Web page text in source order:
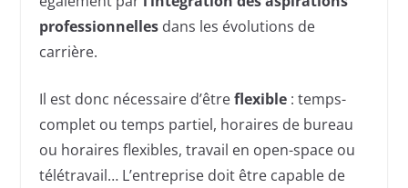
professionnellesdans les évolutions de
carrière.
Il est donc nécessaire d’êtreflexible: temps-
complet ou temps partiel, horaires de bureau
ou horaires flexibles, travail en open-space ou
télétravail… L’entreprise doit être capable de